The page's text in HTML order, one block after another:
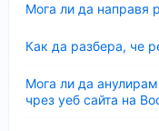
Мога ли да направя
Как да разбера, че
Мога ли да
чрез уеб сайта на